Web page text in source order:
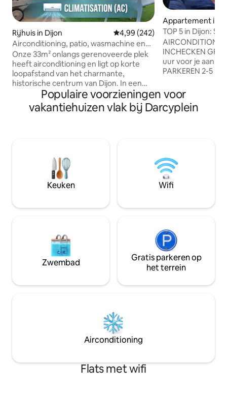
Rijhuis in Dijon Gemiddelde beoordeling van
4,99 (242)
Airconditioning, patio, wasmachine en
droger, parkeerplaats
Onze 33m² onlangs gerenoveerde plek
heeft airconditioning en ligt op korte
loopafstand van het charmante,
historische centrum van Dijon. In een
apart klein gebouw achter ons huis heb
je je eigen woonkamer, aparte
slaapkamer en badkamer. Voor het huis
korte tramrit naar het treinstation, de
universiteit en het ziekenhuis.
Nabijgelegen supermarkten en andere
winkels. Nous parlons également
Appartement in
TOP 5 in Dijon:
de kathedraal
INCHECKEN
uur voor je
PARKEREN 2-5
PALAIS DES
STADSCENTRUM Dit chique en elegante
appartement met
perfecte balans
verfijning.
zijdezachte
op zijn mooist!
Populaire voorzieningen voor
vakantiehuizen vlak bij Darcyplein
Keuken Wifi
Zwembad
Gratis parkeren op
het terrein
Airconditioning
Flats met wifi